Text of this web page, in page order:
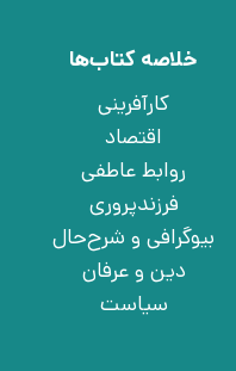
خلاصه کتاب‌ها
کارآفرینی
اقتصاد
روابط عاطفی
فرزندپروری
بیوگرافی و شرح‌حال
دین و عرفان
سیاست